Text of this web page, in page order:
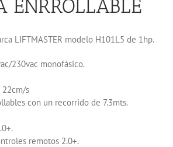
ENRROLLABLE
LIFTMASTER modelo H101L5 de 1hp.
230vac monofásico.
22cm/s
con un recorrido de 7.3mts.
remotos 2.0+.